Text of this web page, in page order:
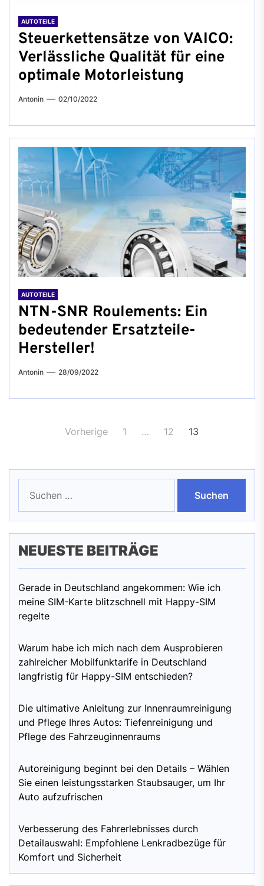
AUTOTEILE
Steuerkettensätze von VAICO:
Verlässliche Qualität für eine
optimale Motorleistung
Antonin 02/10/2022
AUTOTEILE
NTN-SNR Roulements: Ein
bedeutender Ersatzteile-
Hersteller!
Antonin 28/09/2022
Seitennummerierung
Beiträge
Vorherige 1 … 12 13
nach:
NEUESTE BEITRÄGE
Gerade in Deutschland angekommen: Wie ich
meine SIM-Karte blitzschnell mit Happy-SIM
regelte
Warum habe ich mich nach dem Ausprobieren
zahlreicher Mobilfunktarife in Deutschland
langfristig für Happy-SIM entschieden?
Die ultimative Anleitung zur Innenraumreinigung
und Pflege Ihres Autos: Tiefenreinigung und
Pflege des Fahrzeuginnenraums
Autoreinigung beginnt bei den Details – Wählen
Sie einen leistungsstarken Staubsauger, um Ihr
Auto aufzufrischen
Verbesserung des Fahrerlebnisses durch
Detailauswahl: Empfohlene Lenkradbezüge für
Komfort und Sicherheit